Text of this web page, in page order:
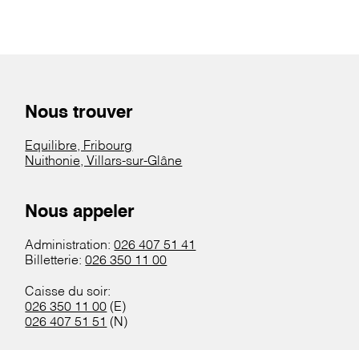
Nous trouver
Equilibre, Fribourg
Nuithonie, Villars-sur-Glâne
Nous appeler
Administration:026 407 51 41
Billetterie:026 350 11 00
Caisse du soir:
026 350 11 00 (E)
026 407 51 51 (N)